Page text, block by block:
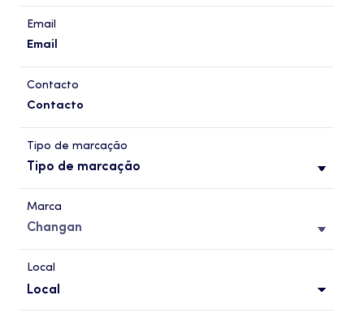
Email
Contacto
Tipo de marcação
Marca
Local